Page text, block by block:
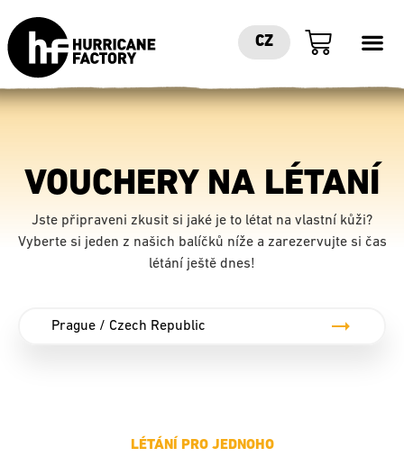
CZ
VOUCHERY NA LÉTANÍ
Jste připraveni zkusit si jaké je to létat na vlastní kůži?
Vyberte si jeden z našich balíčků níže a zarezervujte si čas
létání ještě dnes!
LÉTÁNÍ PRO JEDNOHO